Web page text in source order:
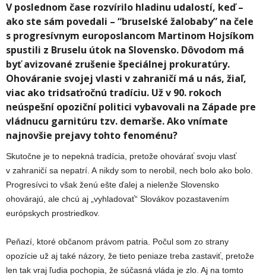
V poslednom čase rozvírilo hladinu udalostí, keď –
ako ste sám povedali – “bruselské žalobaby” na čele
s progresívnym europoslancom Martinom Hojsíkom
spustili z Bruselu útok na Slovensko. Dôvodom má
byť avizované zrušenie špeciálnej prokuratúry.
Ohováranie svojej vlasti v zahraničí má u nás, žiaľ,
viac ako tridsaťročnú tradíciu. Už v 90. rokoch
neúspešní opoziční politici vybavovali na Západe pre
vládnucu garnitúru tzv. demarše. Ako vnímate
najnovšie prejavy tohto fenoménu?
Skutočne je to nepekná tradícia, pretože ohovárať svoju vlasť
v zahraničí sa nepatrí. A nikdy som to nerobil, nech bolo ako bolo.
Progresívci to však ženú ešte ďalej a nielenže Slovensko
ohovárajú, ale chcú aj „vyhladovať“ Slovákov pozastavením
európskych prostriedkov.
Peňazí, ktoré občanom právom patria. Počul som zo strany
opozície už aj také názory, že tieto peniaze treba zastaviť, pretože
len tak vraj ľudia pochopia, že súčasná vláda je zlo. Aj na tomto